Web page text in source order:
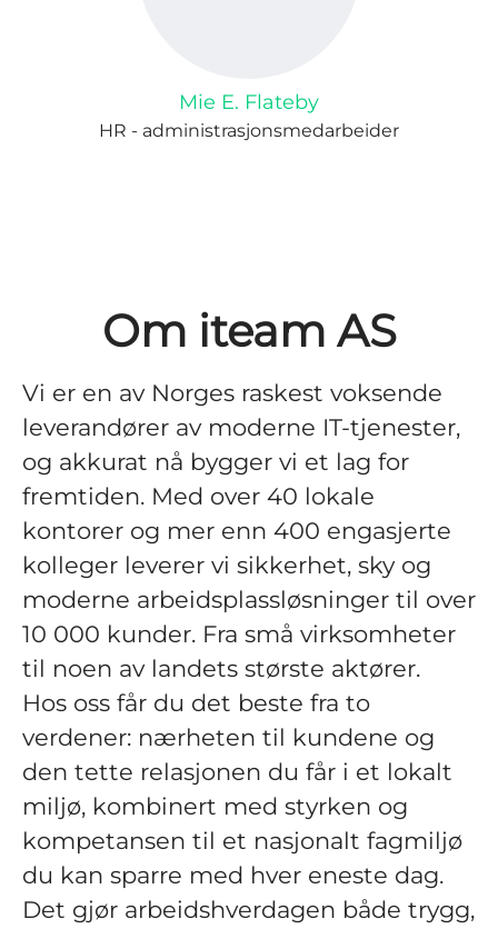
Mie E. Flateby
HR - administrasjonsmedarbeider
Om iteam AS
Vi er en av Norges raskest voksende
leverandører av moderne IT-tjenester,
og akkurat nå bygger vi et lag for
fremtiden. Med over 40 lokale
kontorer og mer enn 400 engasjerte
kolleger leverer vi sikkerhet, sky og
moderne arbeidsplassløsninger til over
10 000 kunder. Fra små virksomheter
til noen av landets største aktører.
Hos oss får du det beste fra to
verdener: nærheten til kundene og
den tette relasjonen du får i et lokalt
miljø, kombinert med styrken og
kompetansen til et nasjonalt fagmiljø
du kan sparre med hver eneste dag.
Det gjør arbeidshverdagen både trygg,